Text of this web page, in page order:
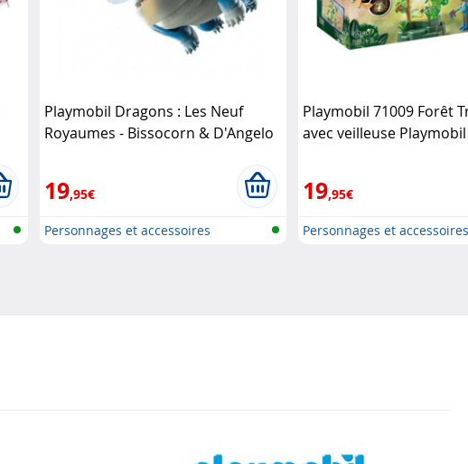
Playmobil Dragons : Les Neuf
Royaumes - Bissocorn & D'Angelo
19,95€
Personnages et accessoires
Playmobil 71009 Forêt
avec veilleuse Playmobil
19,95€
Personnages et